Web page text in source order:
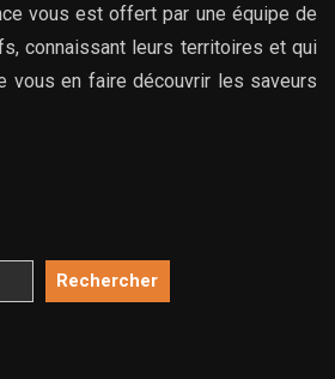
vous est offert par une équipe de
connaissant leurs territoires et qui
vous en faire découvrir les saveurs
Rechercher